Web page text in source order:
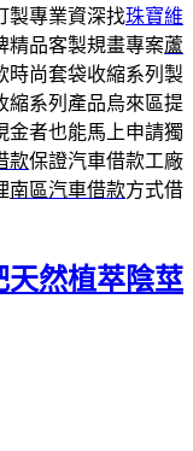
製專業資深找珠寶維
精品客製規畫專案蘆
時尚套袋收縮系列製
縮系列產品烏來區提
金者也能馬上申請獨
款保證汽車借款工廠
南區汽車借款方式借
天然植萃陰莖